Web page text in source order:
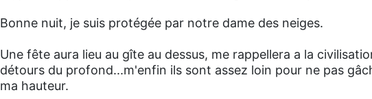
Bonne nuit, je suis protégée par notre dame des neiges.
Une fête aura lieu au gîte au dessus, me rappellera a la
détours du profond...m'enfin ils sont assez loin pour ne pas
ma hauteur.